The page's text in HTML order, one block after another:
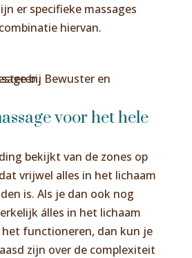
er specifieke massages
hiervan.
voor het hele
bekijkt van de zones op
vrijwel alles in het lichaam
is. Als je dan ook nog
álles in het lichaam
functioneren, dan kun je
zijn over de complexiteit